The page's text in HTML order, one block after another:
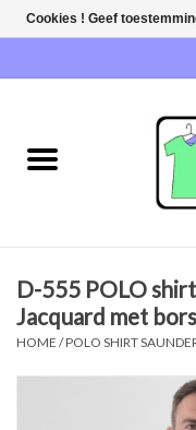
NIEUW!
SWEATERS /
POLOSHIRTS
D-555 POLO
Jacquard met
HOME /POLO SHIRT
Cookies ! Geef